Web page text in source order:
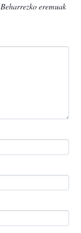
Beharrezko eremuak